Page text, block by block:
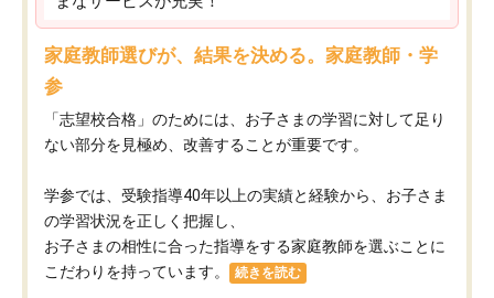
家庭教師選びが、結果を決める。家庭教師・学
参
「志望校合格」のためには、お子さまの学習に対して足り
ない部分を見極め、改善することが重要です。
学参では、受験指導40年以上の実績と経験から、お子さま
の学習状況を正しく把握し、
お子さまの相性に合った指導をする家庭教師を選ぶことに
こだわりを持っています。
続きを読む